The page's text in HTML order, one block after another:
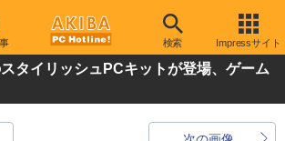
検索 Impressサイト
タイリッシュPCキットが登場、ゲーム